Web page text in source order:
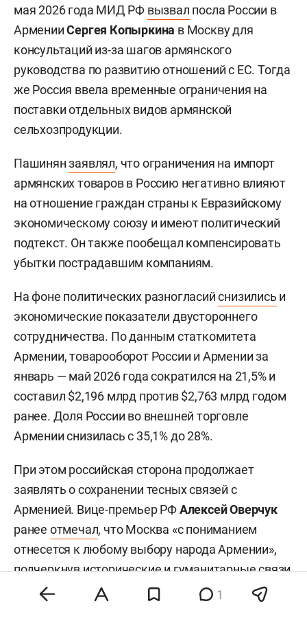
мая 2026 года МИД РФ вызвал посла России в
АрменииСергея Копыркина в Москву для
консультаций из-за шагов армянского
руководства по развитию отношений с ЕС. Тогда
же Россия ввела временные ограничения на
поставки отдельных видов армянской
сельхозпродукции.
Пашинянзаявлял, что ограничения на импорт
армянских товаров в Россию негативно влияют
на отношение граждан страны к Евразийскому
экономическому союзу и имеют политический
подтекст. Он также пообещал компенсировать
убытки пострадавшим компаниям.
На фоне политических разногласийснизились и
экономические показатели двустороннего
сотрудничества. По данным статкомитета
Армении, товарооборот России и Армении за
январь — май 2026 года сократился на 21,5% и
составил $2,196 млрд против $2,763 млрд годом
ранее. Доля России во внешней торговле
Армении снизилась с 35,1% до 28%.
При этом российская сторона продолжает
заявлять о сохранении тесных связей с
Арменией. Вице-премьер РФАлексей Оверчук
ранее отмечал, что Москва «с пониманием
отнесется к любому выбору народа Армении»,
подчеркнув исторические и гуманитарные связи
двух стран.
1